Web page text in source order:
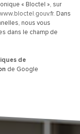
« Bloctel », sur
. Dans
nous vous
dans le champ de
de
de Google